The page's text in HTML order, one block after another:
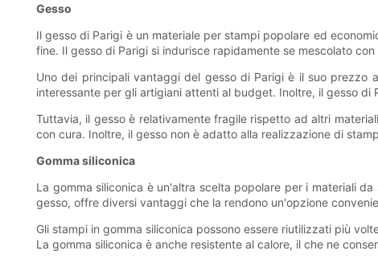
Gesso
Il gesso di Parigi è un materiale per stampi popolare ed
fine. Il gesso di Parigi si indurisce rapidamente se mescolato
Uno dei principali vantaggi del gesso di Parigi è il suo prezzo
interessante per gli artigiani attenti al budget. Inoltre, il gesso
Tuttavia, il gesso è relativamente fragile rispetto ad altri
con cura. Inoltre, il gesso non è adatto alla realizzazione di
Gomma siliconica
La gomma siliconica è un'altra scelta popolare per i materiali
gesso, offre diversi vantaggi che la rendono un'opzione
Gli stampi in gomma siliconica possono essere riutilizzati più
La gomma siliconica è anche resistente al calore, il che ne